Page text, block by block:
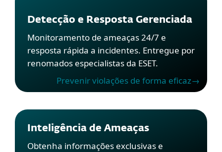
Detecção e Resposta Gerenciada
Monitoramento de ameaças 24/7 e
resposta rápida a incidentes. Entregue por
renomados especialistas da ESET.
Prevenir violações de forma eficaz→
Inteligência de Ameaças
Obtenha informações exclusivas e